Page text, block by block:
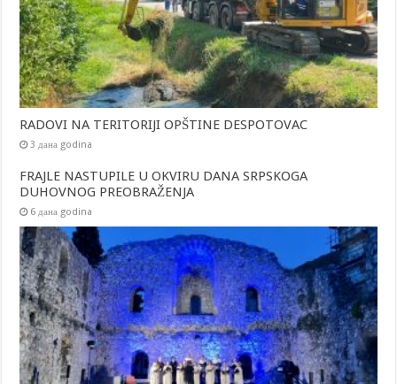
RADOVI NA TERITORIJI OPŠTINE DESPOTOVAC
3 дана godina
FRAJLE NASTUPILE U OKVIRU DANA SRPSKOGA
DUHOVNOG PREOBRAŽENJA
6 дана godina